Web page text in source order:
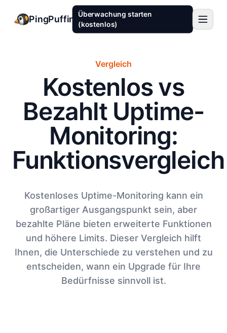
PingPuffin Überwachung starten
(kostenlos)
Vergleich
Kostenlos vs
Bezahlt Uptime-
Monitoring:
Funktionsvergleich
Kostenloses Uptime-Monitoring kann ein
großartiger Ausgangspunkt sein, aber
bezahlte Pläne bieten erweiterte Funktionen
und höhere Limits. Dieser Vergleich hilft
Ihnen, die Unterschiede zu verstehen und zu
entscheiden, wann ein Upgrade für Ihre
Bedürfnisse sinnvoll ist.